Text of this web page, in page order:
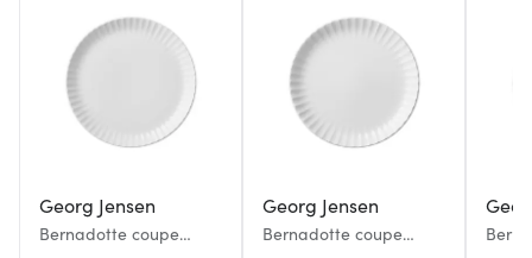
Georg Jensen
Bernadotte coupe
Georg Jensen
Bernadotte coupe